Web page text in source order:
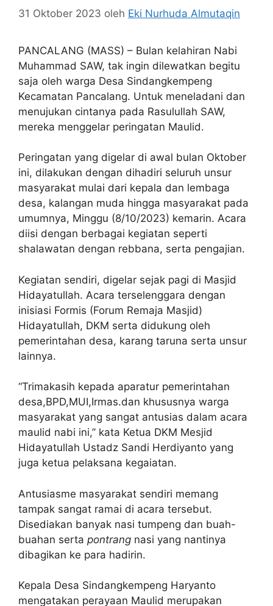
31 Oktober 2023 oleh Eki Nurhuda Almutaqin
PANCALANG (MASS) – Bulan kelahiran Nabi
Muhammad SAW, tak ingin dilewatkan begitu
saja oleh warga Desa Sindangkempeng
Kecamatan Pancalang. Untuk meneladani dan
menujukan cintanya pada Rasulullah SAW,
mereka menggelar peringatan Maulid.
Peringatan yang digelar di awal bulan Oktober
ini, dilakukan dengan dihadiri seluruh unsur
masyarakat mulai dari kepala dan lembaga
desa, kalangan muda hingga masyarakat pada
umumnya, Minggu (8/10/2023) kemarin. Acara
diisi dengan berbagai kegiatan seperti
shalawatan dengan rebbana, serta pengajian.
Kegiatan sendiri, digelar sejak pagi di Masjid
Hidayatullah. Acara terselenggara dengan
inisiasi Formis (Forum Remaja Masjid)
Hidayatullah, DKM serta didukung oleh
pemerintahan desa, karang taruna serta unsur
lainnya.
“Trimakasih kepada aparatur pemerintahan
desa,BPD,MUI,Irmas.dan khususnya warga
masyarakat yang sangat antusias dalam acara
maulid nabi ini,’’ kata Ketua DKM Mesjid
Hidayatullah Ustadz Sandi Herdiyanto yang
juga ketua pelaksana kegaiatan.
Antusiasme masyarakat sendiri memang
tampak sangat ramai di acara tersebut.
Disediakan banyak nasi tumpeng dan buah-
buahan serta pontrang nasi yang nantinya
dibagikan ke para hadirin.
Kepala Desa Sindangkempeng Haryanto
mengatakan perayaan Maulid merupakan